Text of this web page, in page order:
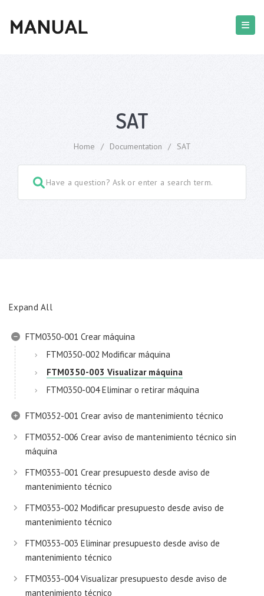
SAT
Home / Documentation / SAT
Expand All
FTM0350-001 Crear máquina
FTM0350-002 Modificar máquina
FTM0350-003 Visualizar máquina
FTM0350-004 Eliminar o retirar máquina
FTM0352-001 Crear aviso de mantenimiento técnico
FTM0352-006 Crear aviso de mantenimiento técnico sin
máquina
FTM0353-001 Crear presupuesto desde aviso de
mantenimiento técnico
FTM0353-002 Modificar presupuesto desde aviso de
mantenimiento técnico
FTM0353-003 Eliminar presupuesto desde aviso de
mantenimiento técnico
FTM0353-004 Visualizar presupuesto desde aviso de
mantenimiento técnico